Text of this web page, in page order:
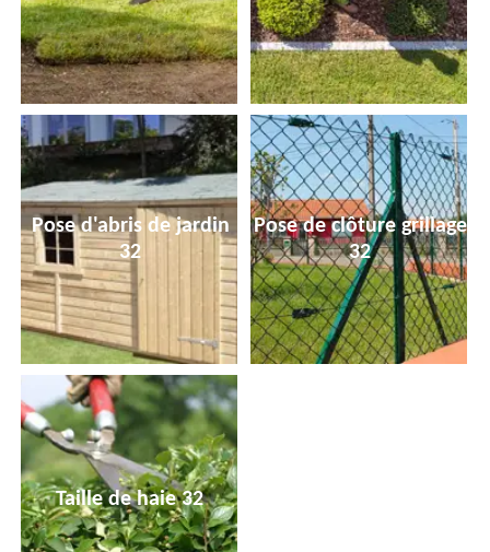
Pose d'abris de jardin
32
Pose de clôture grillage
32
Taille de haie 32